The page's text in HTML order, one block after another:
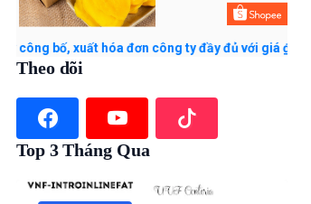
hóa đơn công ty đầy đủ với giá ₫49.000 -
Theo dõi
Top 3 Tháng Qua